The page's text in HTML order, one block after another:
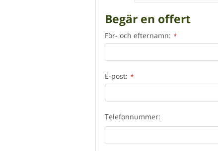
Begär en offert
För- och efternamn: *
E-post: *
Telefonnummer: